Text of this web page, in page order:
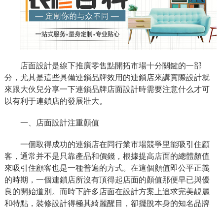
店面設計是線下推廣零售點開拓市場十分關鍵的一部
分，尤其是這些具備連鎖品牌效用的連鎖店來講實際設計就
來跟大伙兒分享一下連鎖品牌店面設計時需要注意什么才可
以有利于連鎖店的發展壯大。
一、店面設計注重顏值
一個取得成功的連鎖店在同行業市場競爭里能吸引住顧
客，通常并不是只靠產品和價錢，根據提高店面的總體顏值
來吸引住顧客也是一種普遍的方式。在這個顏值即公平正義
的時期，一個連鎖店所沒有頂得起店面的顏值那便早已與優
良的開始道別。而時下許多店面在設計方案上追求完美靚麗
和特點，裝修設計得極其綺麗醒目，卻擺脫本身的知名品牌